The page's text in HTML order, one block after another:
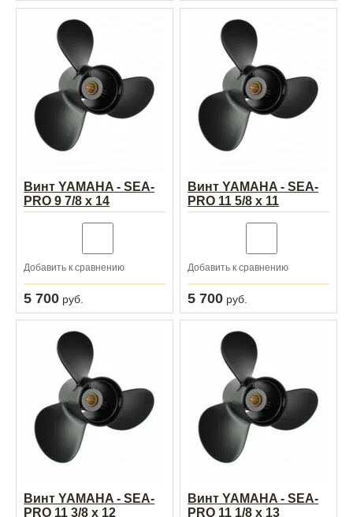
Винт YAMAHA - SEA-
PRO 9 7/8 х 14
Добавить к сравнению
5 700 руб.
Винт YAMAHA - SEA-
PRO 11 5/8 х 11
Добавить к сравнению
5 700 руб.
Винт YAMAHA - SEA-
PRO 11 3/8 х 12
Винт YAMAHA - SEA-
PRO 11 1/8 х 13